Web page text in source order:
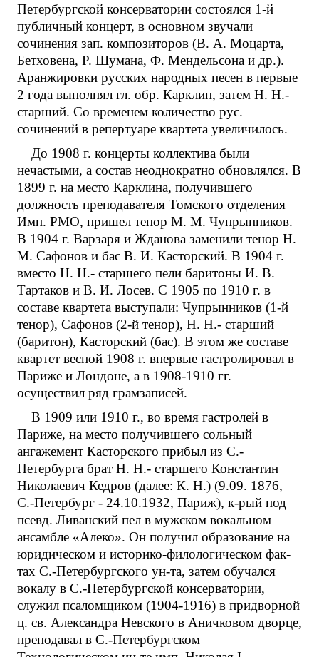
Петербургской консерватории состоялся 1-й
публичный концерт, в основном звучали
сочинения зап. композиторов (В. А. Моцарта,
Бетховена, Р. Шумана, Ф. Мендельсона и др.).
Аранжировки русских народных песен в первые
2 года выполнял гл. обр. Карклин, затем Н. Н.-
старший. Со временем количество рус.
сочинений в репертуаре квартета увеличилось.
До 1908 г. концерты коллектива были
нечастыми, а состав неоднократно обновлялся. В
1899 г. на место Карклина, получившего
должность преподавателя Томского отделения
Имп. РМО, пришел тенор М. М. Чупрынников.
В 1904 г. Варзаря и Жданова заменили тенор Н.
М. Сафонов и бас В. И. Касторский. В 1904 г.
вместо Н. Н.- старшего пели баритоны И. В.
Тартаков и В. И. Лосев. С 1905 по 1910 г. в
составе квартета выступали: Чупрынников (1-й
тенор), Сафонов (2-й тенор), Н. Н.- старший
(баритон), Касторский (бас). В этом же составе
квартет весной 1908 г. впервые гастролировал в
Париже и Лондоне, а в 1908-1910 гг.
осуществил ряд грамзаписей.
В 1909 или 1910 г., во время гастролей в
Париже, на место получившего сольный
ангажемент Касторского прибыл из С.-
Петербурга брат Н. Н.- старшего Константин
Николаевич Кедров (далее: К. Н.) (9.09. 1876,
С.-Петербург - 24.10.1932, Париж), к-рый под
псевд. Ливанский пел в мужском вокальном
ансамбле «Алеко». Он получил образование на
юридическом и историко-филологическом фак-
тах С.-Петербургского ун-та, затем обучался
вокалу в С.-Петербургской консерватории,
служил псаломщиком (1904-1916) в придворной
ц. св. Александра Невского в Аничковом дворце,
преподавал в С.-Петербургском